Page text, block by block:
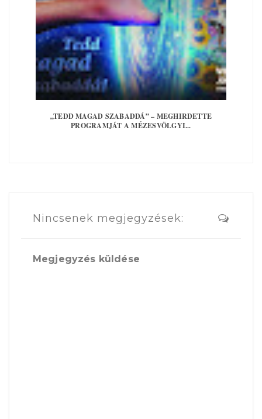
„TEDD MAGAD SZABADDÁ” – MEGHIRDETTE
PROGRAMJÁT A MÉZESVÖLGYI...
Nincsenek megjegyzések:
Megjegyzés küldése